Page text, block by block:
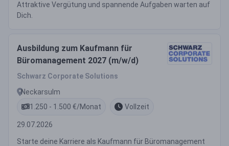
Attraktive Vergütung und spannende Aufgaben warten auf
Dich.
Ausbildung zum Kaufmann für
Büromanagement 2027 (m/w/d)
Schwarz Corporate Solutions
Neckarsulm
1.250 - 1.500 €/Monat
Vollzeit
29.07.2026
Starte deine Karriere als Kaufmann für Büromanagement